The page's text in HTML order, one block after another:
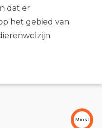
dat er
het gebied van
Minst